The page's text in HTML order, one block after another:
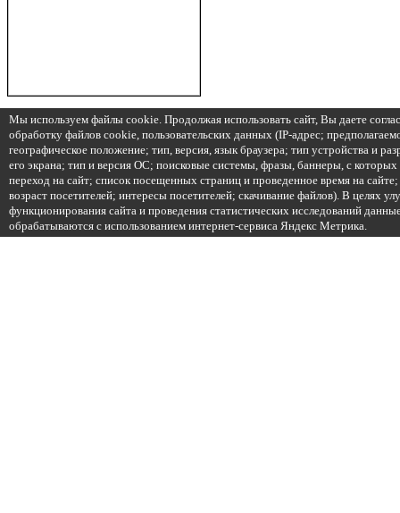
Мы используем файлы cookie. Продолжая использовать сайт, Вы даете
обработку файлов cookie, пользовательских данных (IP-адрес;
географическое положение; тип, версия, язык браузера; тип устройства и
его экрана; тип и версия ОС; поисковые системы, фразы, баннеры, с
переход на сайт; список посещенных страниц и проведенное время на
возраст посетителей; интересы посетителей; скачивание файлов). В целях
функционирования сайта и проведения статистических исследований
обрабатываются с использованием интернет-сервиса Яндекс Метрика.